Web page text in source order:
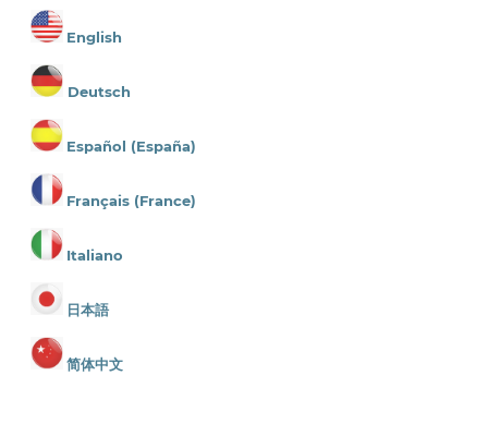
English
Deutsch
Español (España)
Français (France)
Italiano
日本語
简体中文